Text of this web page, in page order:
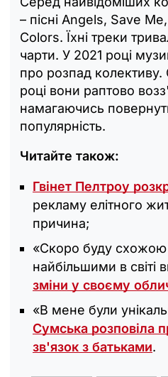
– пісні Angels, Save
Colors. Їхні треки
чарти. У 2021 році
про розпад
році вони раптово
намагаючись
популярність.
Читайте також:
Гвінет Пелтроу
рекламу елітного
причина;
«Скоро буду схожою
найбільшими в світі
зміни у своєму
«В мене були
Сумська розповіла
зв'язок з батьками.